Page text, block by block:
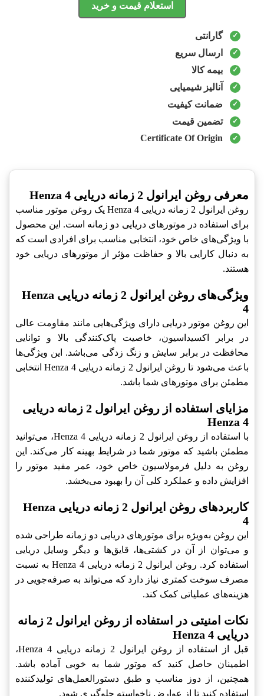
استعلام قیمت و خرید
گارانتی
ارسال سریع
بیمه کالا
آنالیز شیمیایی
ضمانت کیفیت
تضمین قیمت
Certificate Of Origin
معرفی روغن ایرانول 2 زمانه دریایی Henza 4
روغن ایرانول 2 زمانه دریایی Henza 4 یک روغن موتور مناسب
برای استفاده در موتورهای دریایی دو زمانه است. این محصول
با ویژگی‌های خاص خود، انتخابی مناسب برای افرادی است که
به دنبال کارایی بالا و حفاظت مؤثر از موتورهای دریایی خود
هستند.
ویژگی‌های روغن ایرانول 2 زمانه دریایی Henza
4
این روغن موتور دریایی دارای ویژگی‌هایی مانند مقاومت عالی
در برابر اکسیداسیون، خاصیت پاک‌کنندگی بالا و توانایی
محافظت در برابر سایش و زنگ زدگی می‌باشد. این ویژگی‌ها
باعث می‌شود تا روغن ایرانول 2 زمانه دریایی Henza 4 انتخابی
مطمئن برای موتورهای شما باشد.
مزایای استفاده از روغن ایرانول 2 زمانه دریایی
Henza 4
با استفاده از روغن ایرانول 2 زمانه دریایی Henza 4، می‌توانید
مطمئن باشید که موتور شما در شرایط بهینه کار می‌کند. این
روغن به دلیل فرمولاسیون خاص خود، عمر مفید موتور را
افزایش داده و عملکرد کلی آن را بهبود می‌بخشد.
کاربردهای روغن ایرانول 2 زمانه دریایی Henza
4
این روغن به‌ویژه برای موتورهای دریایی دو زمانه طراحی شده
و می‌توان از آن در کشتی‌ها، قایق‌ها و دیگر وسایل دریایی
استفاده کرد. روغن ایرانول 2 زمانه دریایی Henza 4 به نسبت
مصرف سوخت کمتری نیاز دارد که می‌تواند به صرفه‌جویی در
هزینه‌های عملیاتی کمک کند.
نکات امنیتی در استفاده از روغن ایرانول 2 زمانه
دریایی Henza 4
قبل از استفاده از روغن ایرانول 2 زمانه دریایی Henza 4،
اطمینان حاصل کنید که موتور شما به خوبی آماده باشد.
همچنین، از دوز مناسب و طبق دستورالعمل‌های تولیدکننده
استفاده کنید تا از عوارض ناخواسته جلوگیری شود.